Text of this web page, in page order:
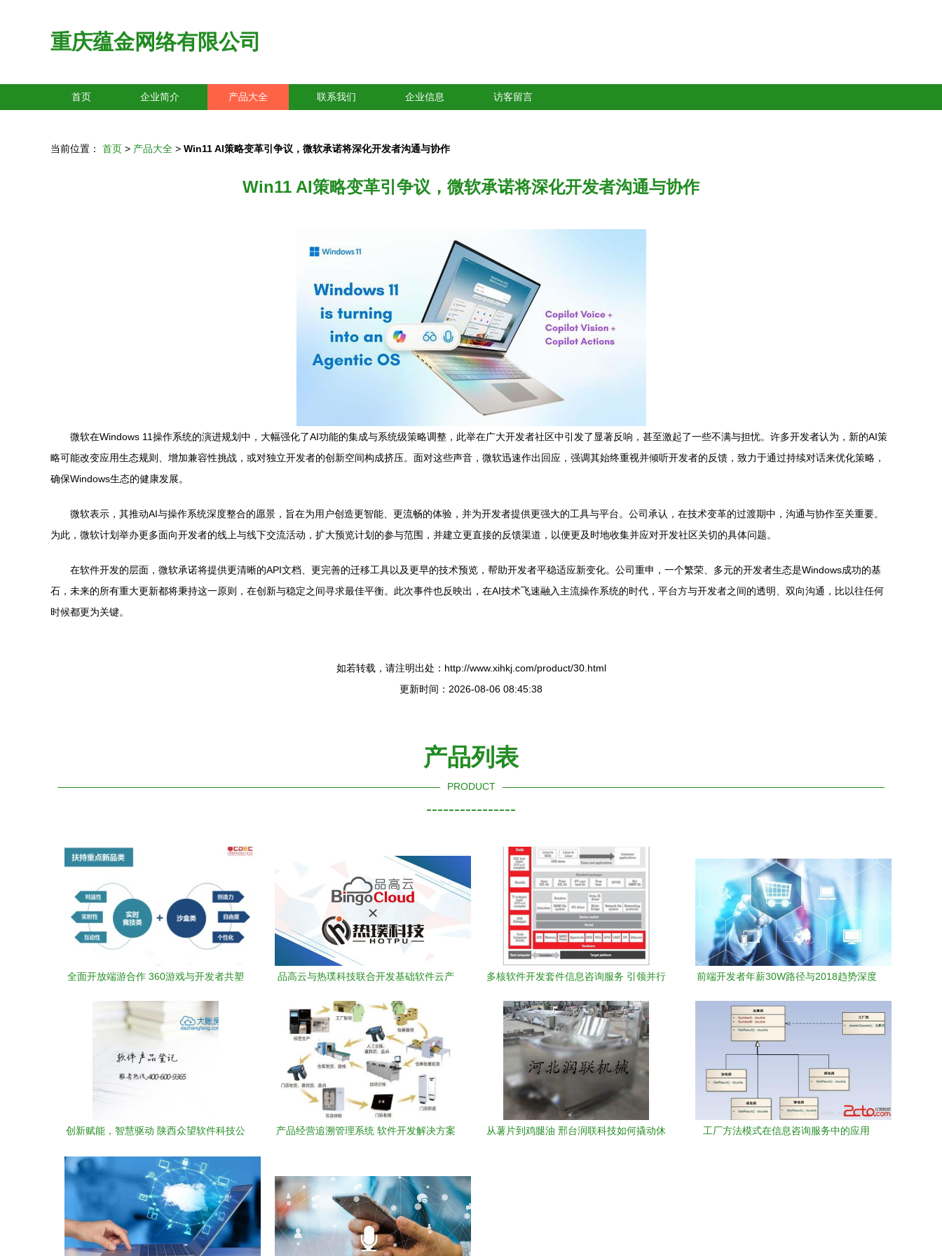
重庆蕴金网络有限公司
首页 企业简介 产品大全 联系我们 企业信息 访客留言
当前位置： 首页 > 产品大全 > Win11 AI策略变革引争议，微软承诺将深化开发者沟通与协作
Win11 AI策略变革引争议，微软承诺将深化开发者沟通与协作
微软在Windows 11操作系统的演进规划中，大幅强化了AI功能的集成与系统级策略调整，此举在广大开发者社区中引发了显著反响，甚至激起了一些不满与担忧。许多开发者认为，新的AI策
略可能改变应用生态规则、增加兼容性挑战，或对独立开发者的创新空间构成挤压。面对这些声音，微软迅速作出回应，强调其始终重视并倾听开发者的反馈，致力于通过持续对话来优化策略，
确保Windows生态的健康发展。
微软表示，其推动AI与操作系统深度整合的愿景，旨在为用户创造更智能、更流畅的体验，并为开发者提供更强大的工具与平台。公司承认，在技术变革的过渡期中，沟通与协作至关重要。
为此，微软计划举办更多面向开发者的线上与线下交流活动，扩大预览计划的参与范围，并建立更直接的反馈渠道，以便更及时地收集并应对开发社区关切的具体问题。
在软件开发的层面，微软承诺将提供更清晰的API文档、更完善的迁移工具以及更早的技术预览，帮助开发者平稳适应新变化。公司重申，一个繁荣、多元的开发者生态是Windows成功的基
石，未来的所有重大更新都将秉持这一原则，在创新与稳定之间寻求最佳平衡。此次事件也反映出，在AI技术飞速融入主流操作系统的时代，平台方与开发者之间的透明、双向沟通，比以往任何
时候都更为关键。
如若转载，请注明出处：http://www.xihkj.com/product/30.html
更新时间：2026-08-06 08:45:38
产品列表
PRODUCT
----------------
全面开放端游合作 360游戏与开发者共塑
品高云与热璞科技联合开发基础软件云产
多核软件开发套件信息咨询服务 引领并行
前端开发者年薪30W路径与2018趋势深度
创新赋能，智慧驱动 陕西众望软件科技公
产品经营追溯管理系统 软件开发解决方案
从薯片到鸡腿油 邢台润联科技如何撬动休
工厂方法模式在信息咨询服务中的应用